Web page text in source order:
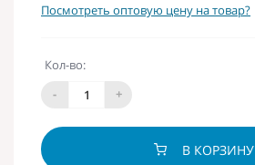
Посмотреть оптовую цену на товар?
Кол-во:
-
+
В КОРЗИНУ